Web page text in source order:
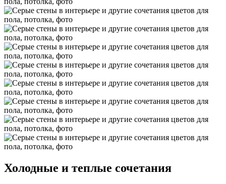
Холодные и теплые сочетания